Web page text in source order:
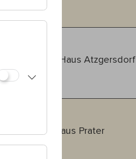
23., Haus Atzgersdorf
2., Haus Prater
Bloch